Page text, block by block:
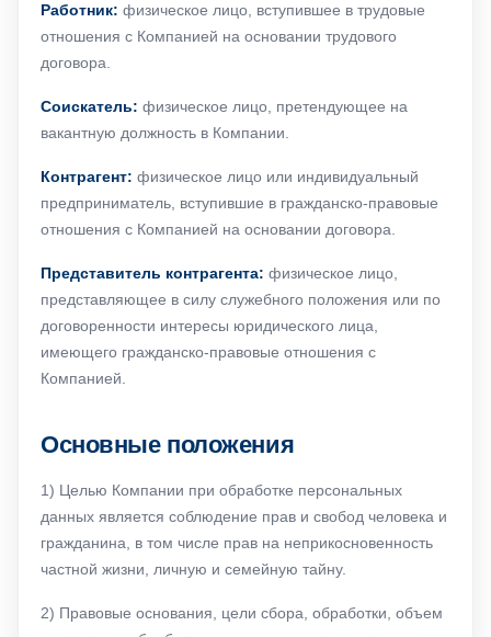
Работник: физическое лицо, вступившее в трудовые
отношения с Компанией на основании трудового
договора.
Соискатель: физическое лицо, претендующее на
вакантную должность в Компании.
Контрагент: физическое лицо или индивидуальный
предприниматель, вступившие в гражданско-правовые
отношения с Компанией на основании договора.
Представитель контрагента: физическое лицо,
представляющее в силу служебного положения или по
договоренности интересы юридического лица,
имеющего гражданско-правовые отношения с
Компанией.
Основные положения
1) Целью Компании при обработке персональных
данных является соблюдение прав и свобод человека и
гражданина, в том числе прав на неприкосновенность
частной жизни, личную и семейную тайну.
2) Правовые основания, цели сбора, обработки, объем